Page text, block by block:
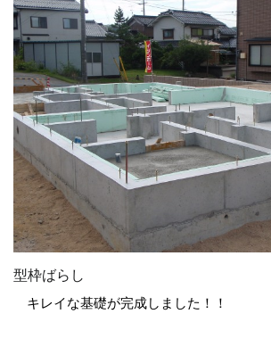
型枠ばらし
キレイな基礎が完成しました！！